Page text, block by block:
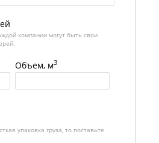
компании могут быть свои
Объем, м3
упаковка груза, то поставьте